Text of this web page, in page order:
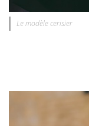
Le modèle cerisier